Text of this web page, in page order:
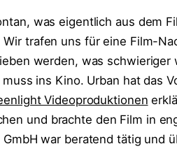
was eigentlich aus dem
trafen uns für eine Film-
werden, was schwieriger
ins Kino. Urban hat das
Videoproduktionen
und brachte den Film in
war beratend tätig und